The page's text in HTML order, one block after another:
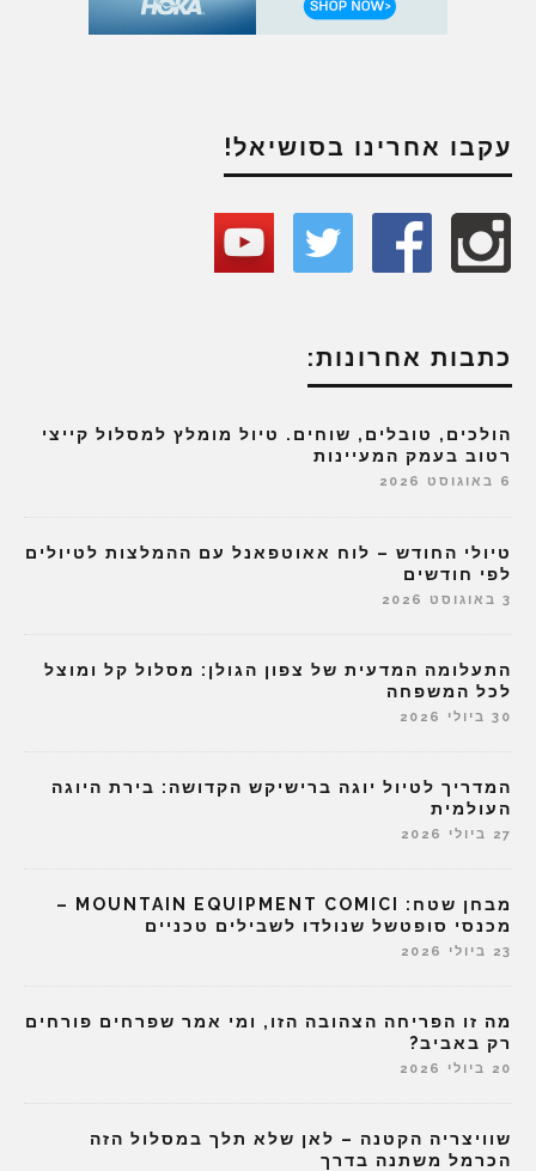
עקבו אחרינו בסושיאל!
כתבות אחרונות:
הולכים, טובלים, שוחים. טיול מומלץ למסלול קייצי
רטוב בעמק המעיינות
6 באוגוסט 2026
טיולי החודש – לוח אאוטפאנל עם ההמלצות לטיולים
לפי חודשים
3 באוגוסט 2026
התעלומה המדעית של צפון הגולן: מסלול קל ומוצל
לכל המשפחה
30 ביולי 2026
המדריך לטיול יוגה ברישיקש הקדושה: בירת היוגה
העולמית
27 ביולי 2026
מבחן שטח: MOUNTAIN EQUIPMENT COMICI –
מכנסי סופטשל שנולדו לשבילים טכניים
23 ביולי 2026
מה זו הפריחה הצהובה הזו, ומי אמר שפרחים פורחים
רק באביב?
20 ביולי 2026
שוויצריה הקטנה – לאן שלא תלך במסלול הזה
הכרמל משתנה בדרך